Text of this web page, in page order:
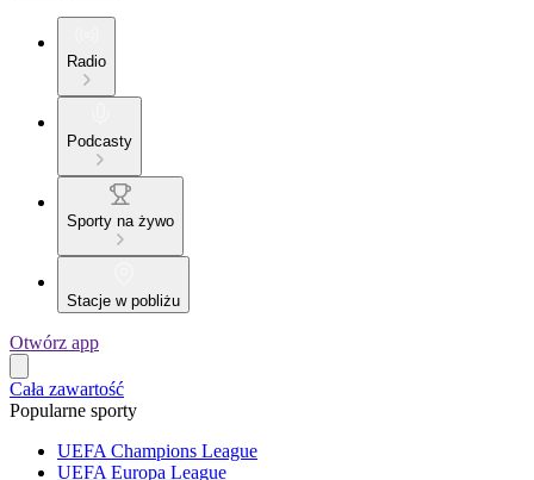
Radio
Podcasty
Sporty na żywo
Stacje w pobliżu
Otwórz app
Cała zawartość
Popularne sporty
UEFA Champions League
UEFA Europa League